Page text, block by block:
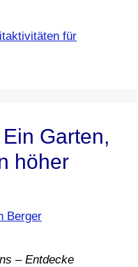
für
Garten,
höher
Berger
– Entdecke